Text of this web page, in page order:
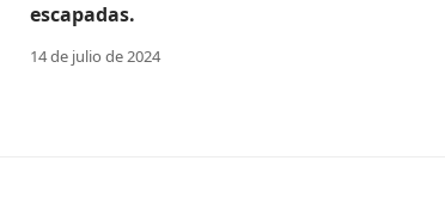
escapadas.
14 de julio de 2024